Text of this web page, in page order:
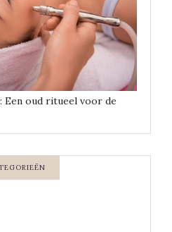
Een oud ritueel voor de